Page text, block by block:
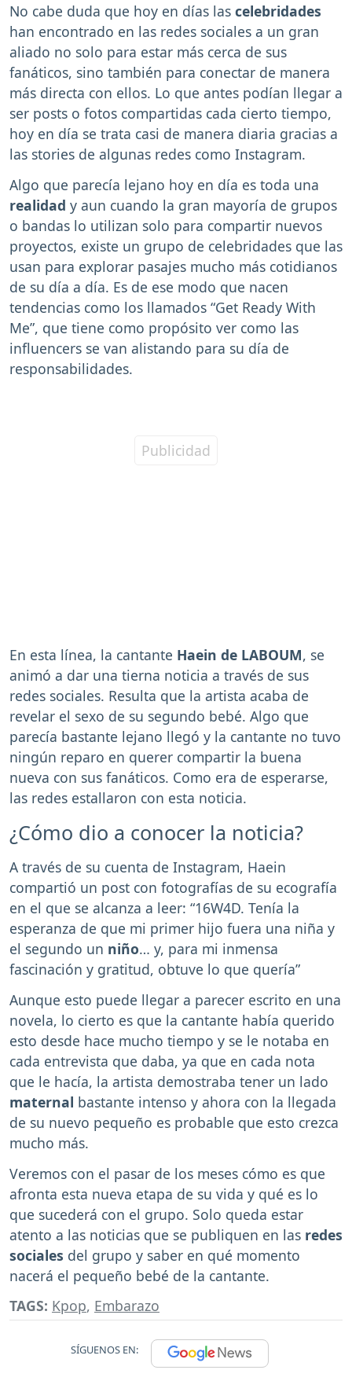
No cabe duda que hoy en días las celebridades
han encontrado en las redes sociales a un gran
aliado no solo para estar más cerca de sus
fanáticos, sino también para conectar de manera
más directa con ellos. Lo que antes podían llegar a
ser posts o fotos compartidas cada cierto tiempo,
hoy en día se trata casi de manera diaria gracias a
las stories de algunas redes como Instagram.
Algo que parecía lejano hoy en día es toda una
realidad y aun cuando la gran mayoría de grupos
o bandas lo utilizan solo para compartir nuevos
proyectos, existe un grupo de celebridades que las
usan para explorar pasajes mucho más cotidianos
de su día a día. Es de ese modo que nacen
tendencias como los llamados “Get Ready With
Me”, que tiene como propósito ver como las
influencers se van alistando para su día de
responsabilidades.
En esta línea, la cantante Haein de LABOUM, se
animó a dar una tierna noticia a través de sus
redes sociales. Resulta que la artista acaba de
revelar el sexo de su segundo bebé. Algo que
parecía bastante lejano llegó y la cantante no tuvo
ningún reparo en querer compartir la buena
nueva con sus fanáticos. Como era de esperarse,
las redes estallaron con esta noticia.
¿Cómo dio a conocer la noticia?
A través de su cuenta de Instagram, Haein
compartió un post con fotografías de su ecografía
en el que se alcanza a leer: “16W4D. Tenía la
esperanza de que mi primer hijo fuera una niña y
el segundo un niño… y, para mi inmensa
fascinación y gratitud, obtuve lo que quería”
Aunque esto puede llegar a parecer escrito en una
novela, lo cierto es que la cantante había querido
esto desde hace mucho tiempo y se le notaba en
cada entrevista que daba, ya que en cada nota
que le hacía, la artista demostraba tener un lado
maternal bastante intenso y ahora con la llegada
de su nuevo pequeño es probable que esto crezca
mucho más.
Veremos con el pasar de los meses cómo es que
afronta esta nueva etapa de su vida y qué es lo
que sucederá con el grupo. Solo queda estar
atento a las noticias que se publiquen en las redes
sociales del grupo y saber en qué momento
nacerá el pequeño bebé de la cantante.
TAGS: Kpop, Embarazo
SÍGUENOS EN: